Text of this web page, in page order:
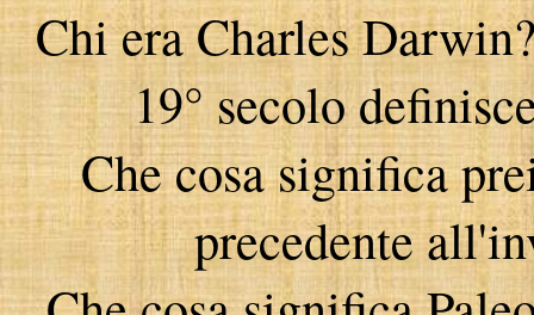
Chi era Charles
19° secolo
Che cosa significa
precedente